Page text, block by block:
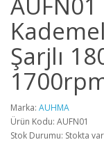
Şarjlı
Marka: AUHMA
Ürün Kodu: AUFN01
Stok Durumu: Stokta var